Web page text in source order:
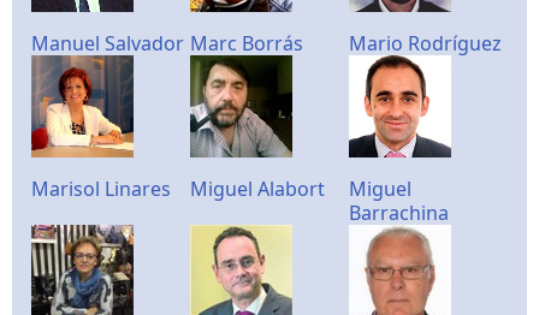
Manuel Salvador Marc Borrás Mario Rodríguez
Marisol Linares Miguel Alabort
Miguel
Barrachina